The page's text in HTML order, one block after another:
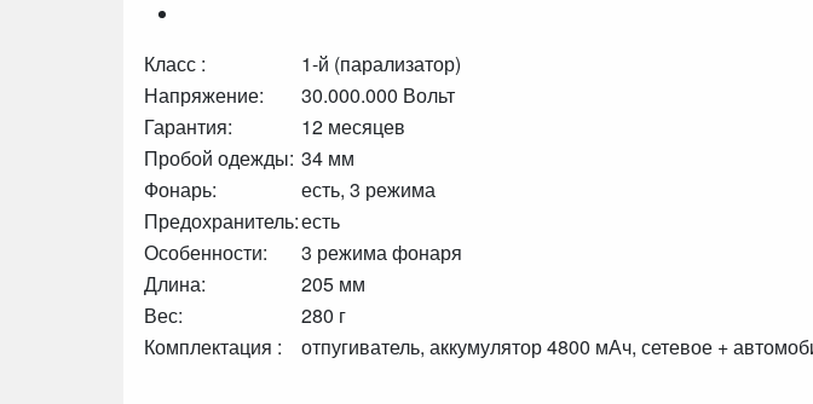
Класс :
1-й (парализатор)
Напряжение:
30.000.000 Вольт
Гарантия:
12 месяцев
Пробой одежды: 34 мм
Фонарь:
есть, 3 режима
Предохранитель:есть
Особенности:
3 режима фонаря
Длина:
205 мм
Вес:
280 г
Комплектация :
отпугиватель, аккумулятор 4800 мАч, сетевое +